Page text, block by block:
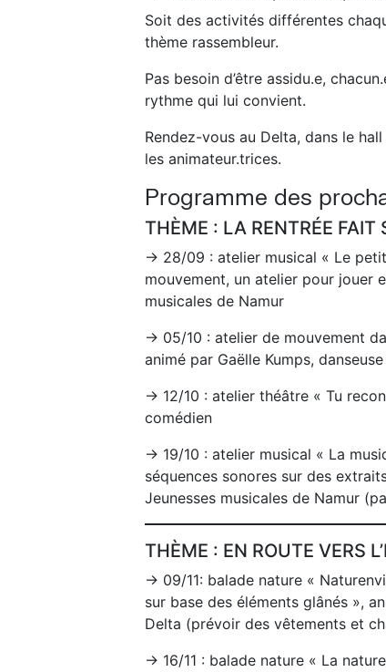
Soit des activités différentes
thème rassembleur.
Pas besoin d’être assidu.e,
rythme qui lui convient.
Rendez-vous au Delta, dans le
les animateur.trices.
Programme des
THÈME : LA RENTRÉE FAIT
→ 28/09 : atelier musical « Le
mouvement, un atelier pour jouer
musicales de Namur
→ 05/10 : atelier de mouvement
animé par Gaëlle Kumps, danseuse
→ 12/10 : atelier théâtre « Tu
comédien
→ 19/10 : atelier musical « La
séquences sonores sur des
Jeunesses musicales de Namur
THÈME : EN ROUTE VERS
→ 09/11: balade nature «
sur base des éléments glânés »,
Delta (prévoir des vêtements et
→ 16/11 : balade nature « La